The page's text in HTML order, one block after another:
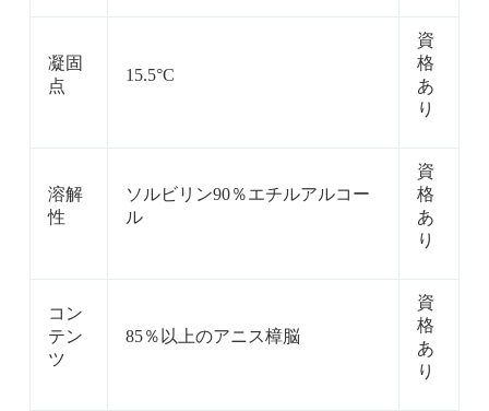
凝固
点
15.5°C
資
格
あ
り
溶解
性
ソルビリン90％エチルアルコー
ル
資
格
あ
り
コン
テン
ツ
85％以上のアニス樟脳
資
格
あ
り